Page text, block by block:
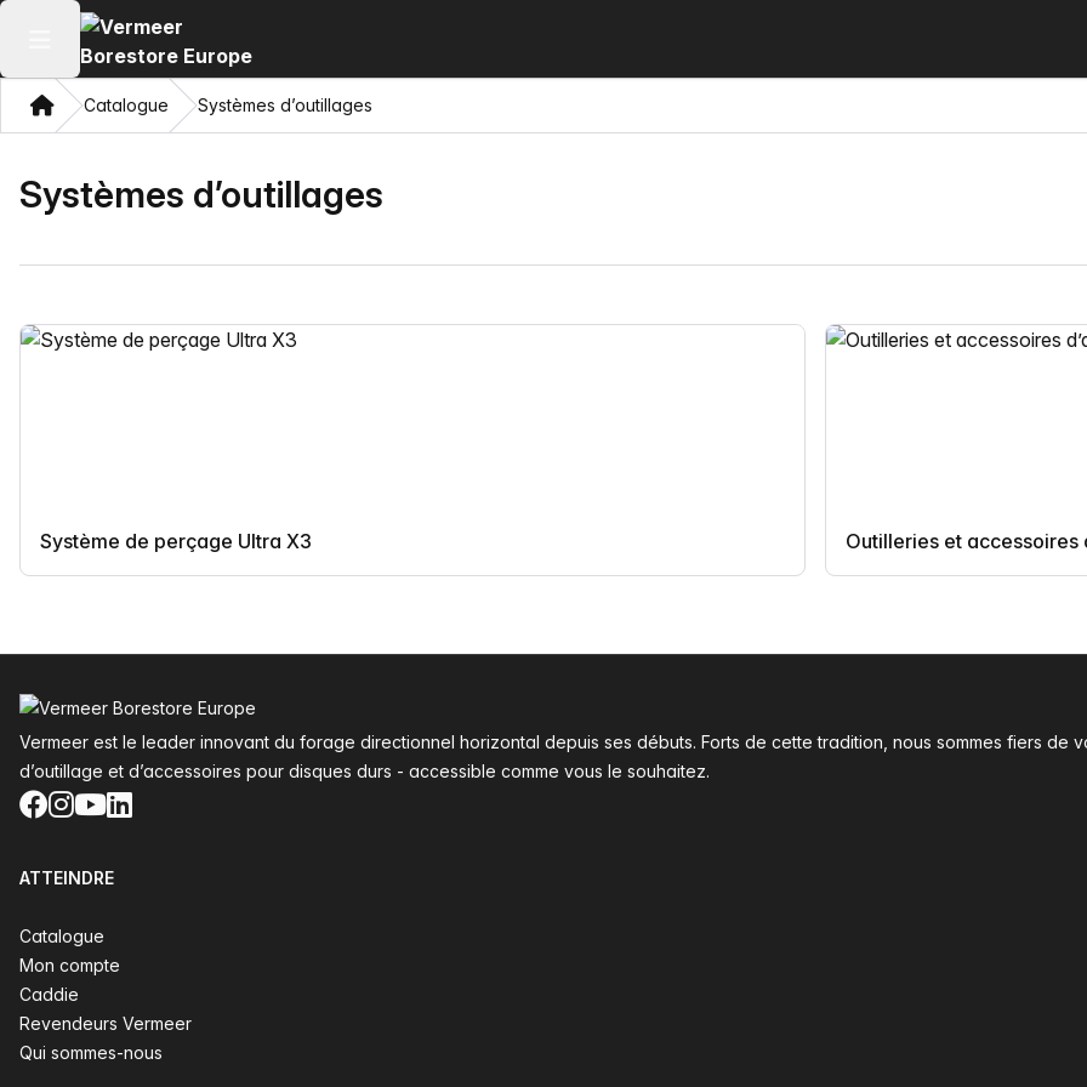
Ouvrir le menu principal
Domicile
Catalogue Systèmes d’outillages
Systèmes d’outillages
Système de perçage Ultra X3 Outilleries et accessoires
Vermeer est le leader innovant du forage directionnel horizontal depuis ses débuts. Forts de cette tradition, nous sommes fiers de
d’outillage et d’accessoires pour disques durs - accessible comme vous le souhaitez.
Facebook
Instagram
YouTube
LinkedIn
ATTEINDRE
Catalogue
Mon compte
Caddie
Revendeurs Vermeer
Qui sommes-nous